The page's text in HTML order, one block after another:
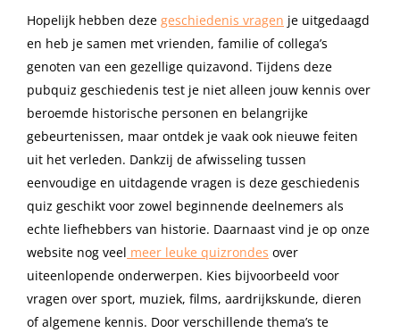
Hopelijk hebben deze geschiedenis vragen je uitgedaagd
en heb je samen met vrienden, familie of collega’s
genoten van een gezellige quizavond. Tijdens deze
pubquiz geschiedenis test je niet alleen jouw kennis over
beroemde historische personen en belangrijke
gebeurtenissen, maar ontdek je vaak ook nieuwe feiten
uit het verleden. Dankzij de afwisseling tussen
eenvoudige en uitdagende vragen is deze geschiedenis
quiz geschikt voor zowel beginnende deelnemers als
echte liefhebbers van historie. Daarnaast vind je op onze
website nog veel meer leuke quizrondes over
uiteenlopende onderwerpen. Kies bijvoorbeeld voor
vragen over sport, muziek, films, aardrijkskunde, dieren
of algemene kennis. Door verschillende thema’s te